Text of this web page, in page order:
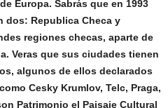
Europa. Sabrás que en 1993
dos: Republica Checa y
regiones checas, aparte de
Veras que sus ciudades tienen
algunos de ellos declarados
Cesky Krumlov, Telc, Praga,
Patrimonio el Paisaje Cultural